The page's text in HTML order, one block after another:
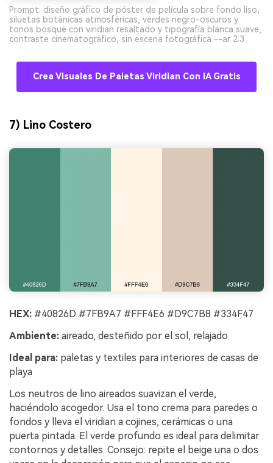
Prompt: diseño gráfico de póster de película sobre fondo liso,
siluetas botánicas atmosféricas, verdes negro-oscuros y
tonos bosque con viridian resaltado y tipografía blanca suave,
contraste cinematográfico, sin escena fotográfica --ar 2:3
Crea Visuales De Paletas Viridian Con IA Gratis
7) Lino Costero
HEX: #40826D #7FB9A7 #FFF4E6 #D9C7B8 #334F47
Ambiente: aireado, desteñido por el sol, relajado
Ideal para: paletas y textiles para interiores de casas de
playa
Los neutros de lino aireados suavizan el verde,
haciéndolo acogedor. Usa el tono crema para paredes o
fondos y lleva el viridian a cojines, cerámicas o una
puerta pintada. El verde profundo es ideal para delimitar
contornos y detalles. Consejo: repite el beige una o dos